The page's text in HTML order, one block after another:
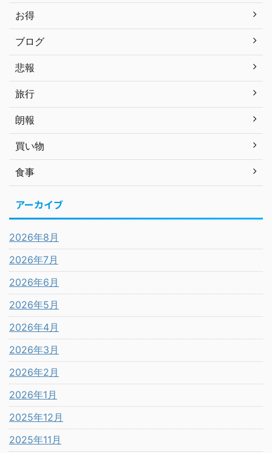
お得
ブログ
悲報
旅行
朗報
買い物
食事
アーカイブ
2026年8月
2026年7月
2026年6月
2026年5月
2026年4月
2026年3月
2026年2月
2026年1月
2025年12月
2025年11月